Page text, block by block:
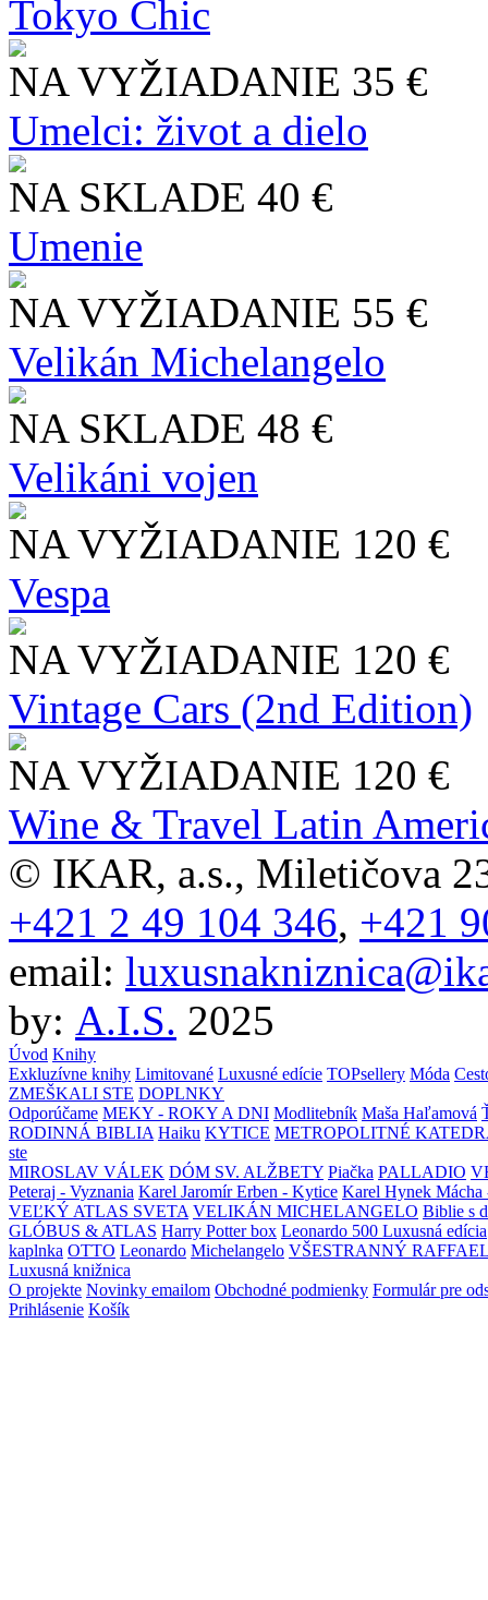
Tokyo Chic
NA VYŽIADANIE 35 €
Umelci: život a dielo
NA SKLADE 40 €
Umenie
NA VYŽIADANIE 55 €
Velikán Michelangelo
NA SKLADE 48 €
Velikáni vojen
NA VYŽIADANIE 120 €
Vespa
NA VYŽIADANIE 120 €
Vintage Cars (2nd Edition)
NA VYŽIADANIE 120 €
Wine & Travel Latin
© IKAR, a.s., Miletičova
+421 2 49 104 346, +421
email:
by: A.I.S. 2025
Úvod Knihy
Exkluzívne knihy Limitované Luxusné edície TOPsellery Móda
ZMEŠKALI STE DOPLNKY
Odporúčame MEKY - ROKY A DNI Modlitebník Maša Haľamová
RODINNÁ BIBLIA Haiku KYTICE METROPOLITNÉ
ste
MIROSLAV VÁLEK DÓM SV. ALŽBETY Piačka PALLADIO
Peteraj - Vyznania Karel Jaromír Erben - Kytice Karel Hynek Mácha
VEĽKÝ ATLAS SVETA VELIKÁN MICHELANGELO Biblie s
GLÓBUS & ATLAS Harry Potter box Leonardo 500 Luxusná edícia
kaplnka OTTO Leonardo Michelangelo VŠESTRANNÝ
Luxusná knižnica
O projekte Novinky emailom Obchodné podmienky Formulár pre
Prihlásenie Košík